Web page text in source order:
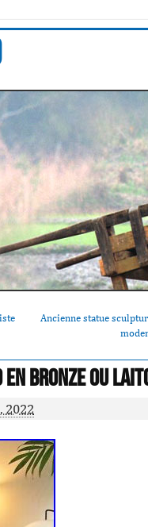
Ancienne statue
en bronze ou
2022